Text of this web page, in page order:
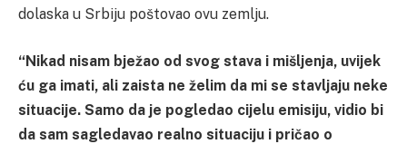
dolaska u Srbiju poštovao ovu zemlju.
“Nikad nisam bježao od svog stava i mišljenja, uvijek
ću ga imati, ali zaista ne želim da mi se stavljaju neke
situacije. Samo da je pogledao cijelu emisiju, vidio bi
da sam sagledavao realno situaciju i pričao o